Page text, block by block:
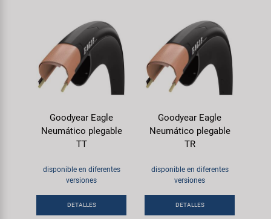
Goodyear Eagle
Neumático plegable
TT
disponible en diferentes
versiones
DETALLES
Goodyear Eagle
Neumático plegable
TR
disponible en diferentes
versiones
DETALLES